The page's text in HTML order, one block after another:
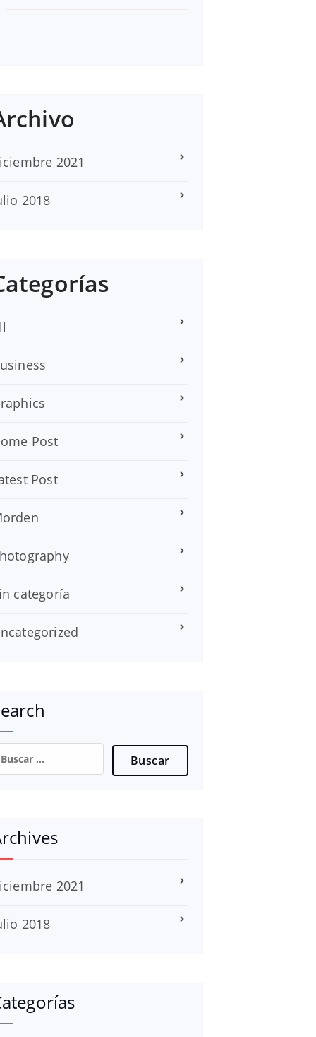
2021
2018
Post
Post
categoría
2021
2018